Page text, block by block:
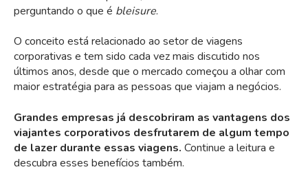
perguntando o que é bleisure.
O conceito está relacionado ao setor de viagens
corporativas e tem sido cada vez mais discutido nos
últimos anos, desde que o mercado começou a olhar com
maior estratégia para as pessoas que viajam a negócios.
Grandes empresas já descobriram as vantagens dos
viajantes corporativos desfrutarem de algum tempo
de lazer durante essas viagens. Continue a leitura e
descubra esses benefícios também.